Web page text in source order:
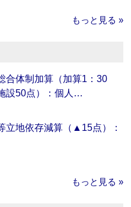
もっと見る »
合体制加算（加算1：30
設50点）：個人…
立地依存減算（▲15点）：
もっと見る »